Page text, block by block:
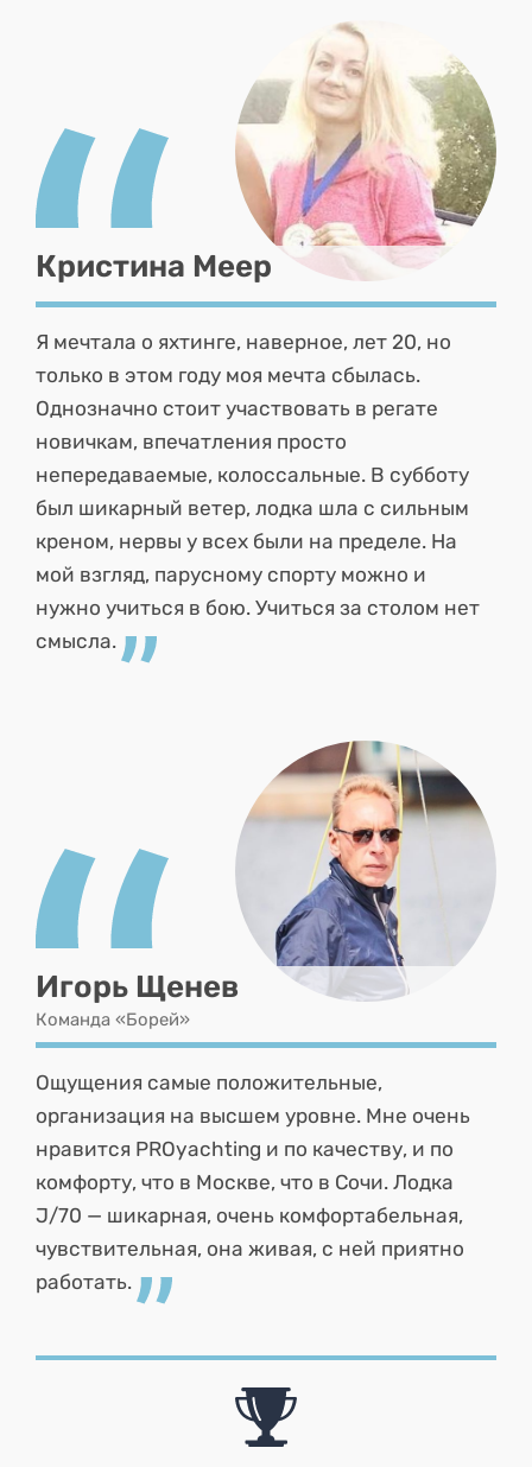
Кристина Меер
Я мечтала о яхтинге, наверное, лет 20, но
только в этом году моя мечта сбылась.
Однозначно стоит участвовать в регате
новичкам, впечатления просто
непередаваемые, колоссальные. В субботу
был шикарный ветер, лодка шла с сильным
креном, нервы у всех были на пределе. На
мой взгляд, парусному спорту можно и
нужно учиться в бою. Учиться за столом нет
смысла.
Игорь Щенев
Команда «Борей»
Ощущения самые положительные,
организация на высшем уровне. Мне очень
нравится PROyachting и по качеству, и по
комфорту, что в Москве, что в Сочи. Лодка
J/70 — шикарная, очень комфортабельная,
чувствительная, она живая, с ней приятно
работать.